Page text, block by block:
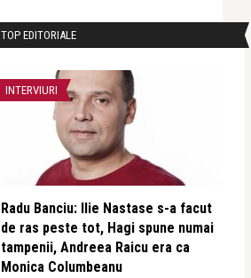
TOP EDITORIALE
INTERVIURI
Radu Banciu: Ilie Nastase s-a facut
de ras peste tot, Hagi spune numai
tampenii, Andreea Raicu era ca
Monica Columbeanu